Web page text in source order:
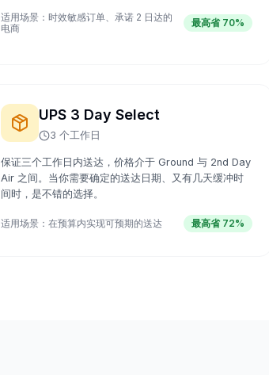
适用场景： 时效敏感订单、承诺 2 日达的
电商
最高省 70%
UPS 3 Day Select
3 个工作日
保证三个工作日内送达，价格介于 Ground 与 2nd Day
Air 之间。当你需要确定的送达日期、又有几天缓冲时
间时，是不错的选择。
适用场景： 在预算内实现可预期的送达 最高省 72%